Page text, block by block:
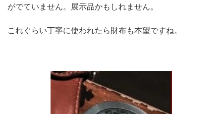
がでていません。展示品かもしれません。
これぐらい丁寧に使われたら財布も本望ですね。